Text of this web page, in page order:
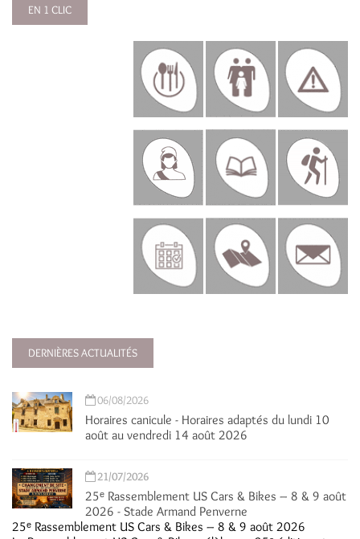
EN 1 CLIC
DERNIÈRES ACTUALITÉS
06/08/2026
Horaires canicule - Horaires adaptés du lundi 10
août au vendredi 14 août 2026
21/07/2026
25ᵉ Rassemblement US Cars & Bikes – 8 & 9 août
2026 - Stade Armand Penverne
25ᵉ Rassemblement US Cars & Bikes – 8 & 9 août 2026